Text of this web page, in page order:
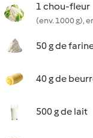
1 chou-fleur
(env. 1000 g),
50 g de
40 g de
500 g de lait